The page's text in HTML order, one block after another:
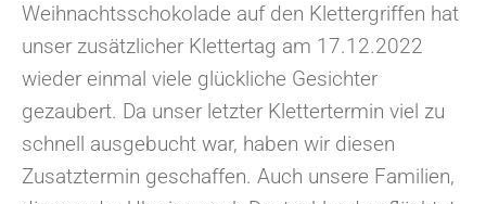
Weihnachtsschokolade auf den Klettergriffen hat
unser zusätzlicher Klettertag am 17.12.2022
wieder einmal viele glückliche Gesichter
gezaubert. Da unser letzter Klettertermin viel zu
schnell ausgebucht war, haben wir diesen
Zusatztermin geschaffen. Auch unsere Familien,